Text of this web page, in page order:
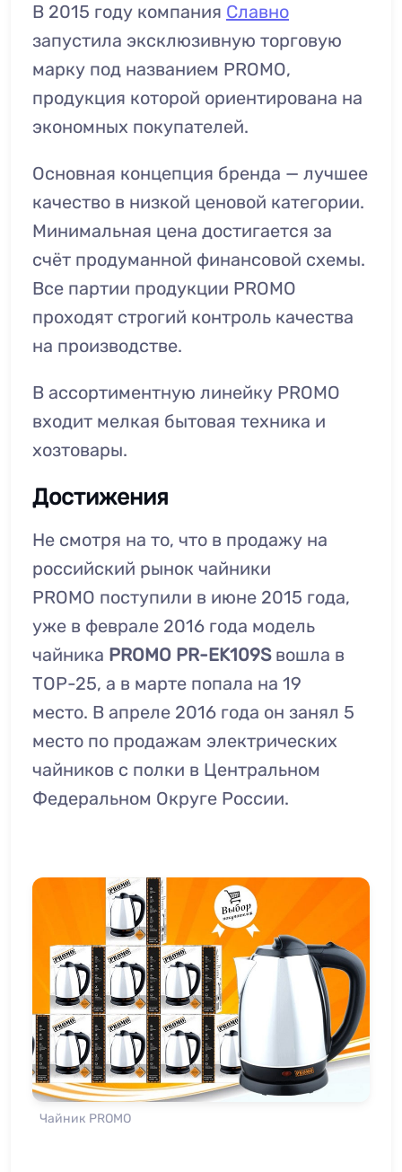
В 2015 году компания Славно
запустила эксклюзивную торговую
марку под названием PROMO,
продукция которой ориентирована на
экономных покупателей.
Основная концепция бренда — лучшее
качество в низкой ценовой категории.
Минимальная цена достигается за
счёт продуманной финансовой схемы.
Все партии продукции PROMO
проходят строгий контроль качества
на производстве.
В ассортиментную линейку PROMO
входит мелкая бытовая техника и
хозтовары.
Достижения
Не смотря на то, что в продажу на
российский рынок чайники
PROMO поступили в июне 2015 года,
уже в феврале 2016 года модель
чайника PROMO PR-EK109Sвошла в
TOP-25, а в марте попала на 19
место. В апреле 2016 года он занял 5
место по продажам электрических
чайников с полки в Центральном
Федеральном Округе России.
Чайник PROMO